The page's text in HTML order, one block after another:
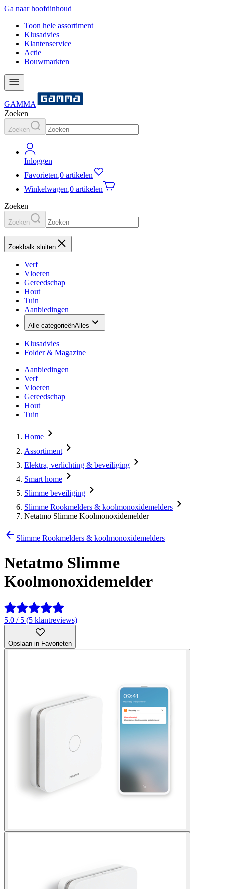
Ga naar hoofdinhoud
Toon hele assortiment
Klusadvies
Klantenservice
Actie
Bouwmarkten
GAMMA
Zoeken
Zoeken
Inloggen
Favorieten,0 artikelen
Winkelwagen,0 artikelen
Zoeken
Zoeken
Zoekbalk sluiten
Verf
Vloeren
Gereedschap
Hout
Tuin
Aanbiedingen
Alle categorieënAlles
Klusadvies
Folder & Magazine
Aanbiedingen
Verf
Vloeren
Gereedschap
Hout
Tuin
Home
Assortiment
Elektra, verlichting & beveiliging
Smart home
Slimme beveiliging
Slimme Rookmelders & koolmonoxidemelders
Netatmo Slimme Koolmonoxidemelder
Slimme Rookmelders & koolmonoxidemelders
Netatmo Slimme
Koolmonoxidemelder
5.0 / 5 (5 klantreviews)
Opslaan in Favorieten